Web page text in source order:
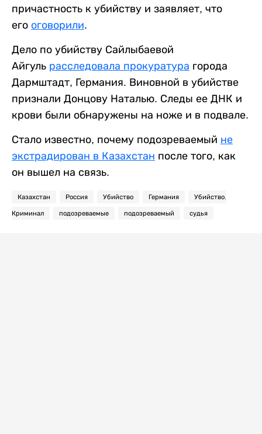
причастность к убийству и заявляет, что
его оговорили.
Дело по убийству Сайлыбаевой
Айгуль расследовала прокуратура города
Дармштадт, Германия. Виновной в убийстве
признали Донцову Наталью. Следы ее ДНК и
крови были обнаружены на ноже и в подвале.
Стало известно, почему подозреваемый не
экстрадирован в Казахстан после того, как
он вышел на связь.
Казахстан Россия Убийство Германия Убийство.
Криминал подозреваемые подозреваемый судья